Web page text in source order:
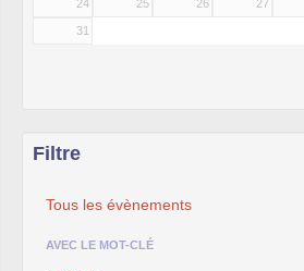
24 25 26 27
31
Filtre
Tous les évènements
AVEC LE MOT-CLÉ